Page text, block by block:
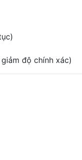
độ chính xác)